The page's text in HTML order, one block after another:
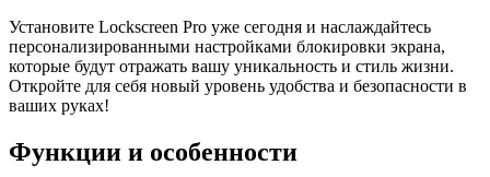
Установите Lockscreen Pro уже сегодня и наслаждайтесь
персонализированными настройками блокировки экрана,
которые будут отражать вашу уникальность и стиль жизни.
Откройте для себя новый уровень удобства и безопасности в
ваших руках!
Функции и особенности